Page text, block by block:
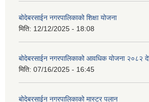
बोदेबरसाईन नगरपालिकाको शिक्षा योजना
मिति: 12/12/2025 - 18:08
बोदेबरसाईन नगरपालिकाको आवधिक योजना २०८२
मिति: 07/16/2025 - 16:45
बोदेबरसाईन नगरपालिकाको मास्टर पलान